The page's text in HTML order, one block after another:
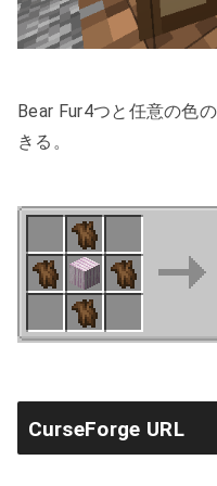
Bear Fur4つと任意の色
きる。
CurseForge URL